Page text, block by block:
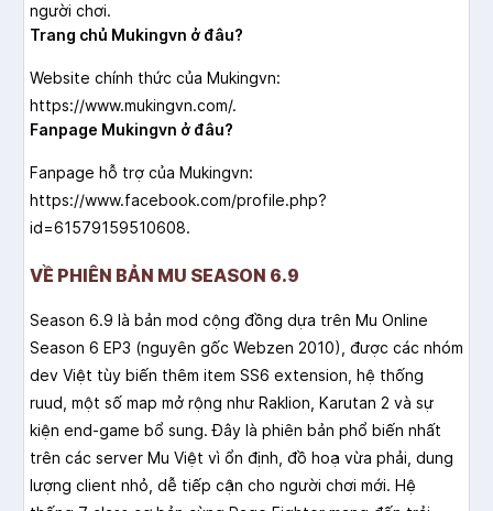
người chơi.
Trang chủ Mukingvn ở đâu?
Website chính thức của Mukingvn:
https://www.mukingvn.com/.
Fanpage Mukingvn ở đâu?
Fanpage hỗ trợ của Mukingvn:
https://www.facebook.com/profile.php?
id=61579159510608.
VỀ PHIÊN BẢN MU SEASON 6.9
Season 6.9 là bản mod cộng đồng dựa trên Mu Online
Season 6 EP3 (nguyên gốc Webzen 2010), được các nhóm
dev Việt tùy biến thêm item SS6 extension, hệ thống
ruud, một số map mở rộng như Raklion, Karutan 2 và sự
kiện end-game bổ sung. Đây là phiên bản phổ biến nhất
trên các server Mu Việt vì ổn định, đồ hoạ vừa phải, dung
lượng client nhỏ, dễ tiếp cận cho người chơi mới. Hệ